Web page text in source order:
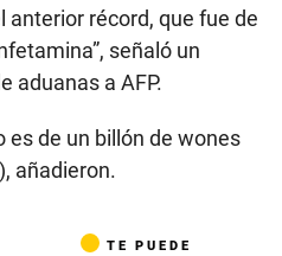
anterior récord, que fue de
señaló un
aduanas a AFP.
es de un billón de wones
añadieron.
TE PUEDE